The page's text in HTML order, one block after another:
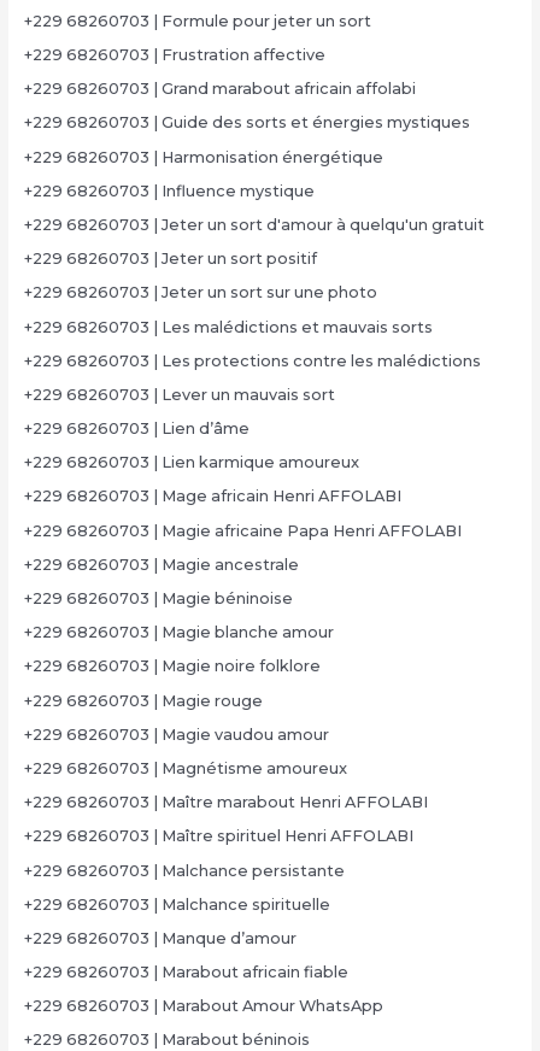
+229 68260703 | Formule pour jeter un sort
+229 68260703 | Frustration affective
+229 68260703 | Grand marabout africain affolabi
+229 68260703 | Guide des sorts et énergies mystiques
+229 68260703 | Harmonisation énergétique
+229 68260703 | Influence mystique
+229 68260703 | Jeter un sort d'amour à quelqu'un gratuit
+229 68260703 | Jeter un sort positif
+229 68260703 | Jeter un sort sur une photo
+229 68260703 | Les malédictions et mauvais sorts
+229 68260703 | Les protections contre les malédictions
+229 68260703 | Lever un mauvais sort
+229 68260703 | Lien d’âme
+229 68260703 | Lien karmique amoureux
+229 68260703 | Mage africain Henri AFFOLABI
+229 68260703 | Magie africaine Papa Henri AFFOLABI
+229 68260703 | Magie ancestrale
+229 68260703 | Magie béninoise
+229 68260703 | Magie blanche amour
+229 68260703 | Magie noire folklore
+229 68260703 | Magie rouge
+229 68260703 | Magie vaudou amour
+229 68260703 | Magnétisme amoureux
+229 68260703 | Maître marabout Henri AFFOLABI
+229 68260703 | Maître spirituel Henri AFFOLABI
+229 68260703 | Malchance persistante
+229 68260703 | Malchance spirituelle
+229 68260703 | Manque d’amour
+229 68260703 | Marabout africain fiable
+229 68260703 | Marabout Amour WhatsApp
+229 68260703 | Marabout béninois